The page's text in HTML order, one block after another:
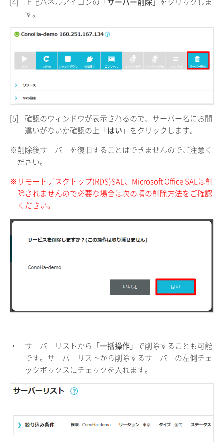
す。
[5]
確認のウィンドウが表示されるので、サーバー名にお間
違いがないか確認の上「はい 」をクリックします。
※削除後サーバーを復旧することはできませんのでご注意く
ださい。
※リモートデスクトップ(RDS)SAL、Microsoft Office SALは削
除されませんので必要な場合は次の項の削除方法をご確認
ください。
・ サーバーリストから「一括操作」で削除することも可能
です。サーバーリストから削除するサーバーの左側チェ
ックボックスにチェックを入れます。